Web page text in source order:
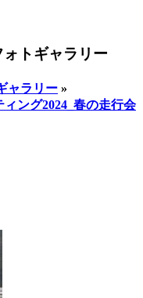
トギャラリー
ャラリー »
ング2024_春の走行会